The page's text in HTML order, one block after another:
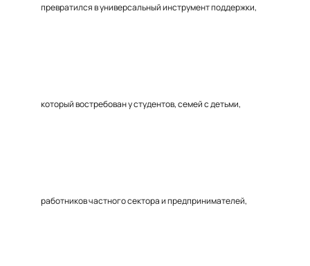
превратился в универсальный инструмент поддержки,
который востребован у студентов, семей с детьми,
работников частного сектора и предпринимателей,